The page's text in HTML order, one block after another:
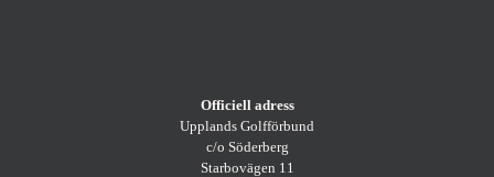
Officiell adress
Upplands Golfförbund
c/o Söderberg
Starbovägen 11